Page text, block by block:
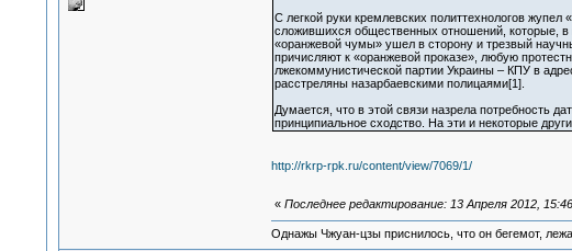
С легкой руки кремлевских политтехнологов
сложившихся общественных отношений, которые,
«оранжевой чумы» ушел в сторону и трезвый
причисляют к «оранжевой проказе», любую
лжекоммунистической партии Украины – КПУ в
расстреляны назарбаевскими полицаями[1].
Думается, что в этой связи назрела потребность
принципиальное сходство. На эти и некоторые
http://rkrp-rpk.ru/content/view/7069/1/
« Последнее редактирование: 13 Апреля 2012,
Однажы Чжуан-цзы приснилось, что он бегемот,